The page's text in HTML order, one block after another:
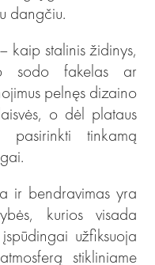
dangčiu.
kaip stalinis židinys,
sodo fakelas ar
pelnęs dizaino
o dėl plataus
pasirinkti tinkamą
ir bendravimas yra
kurios visada
užfiksuoja
stikliniame